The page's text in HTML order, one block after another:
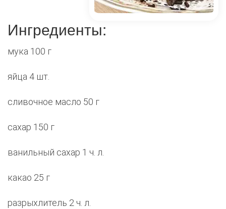
Ингредиенты:
мука 100 г
яйца 4 шт.
сливочное масло 50 г
сахар 150 г
ванильный сахар 1 ч. л.
какао 25 г
разрыхлитель 2 ч. л.